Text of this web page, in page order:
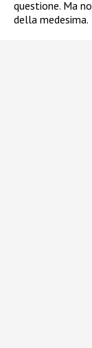
questione. Ma
della medesima.